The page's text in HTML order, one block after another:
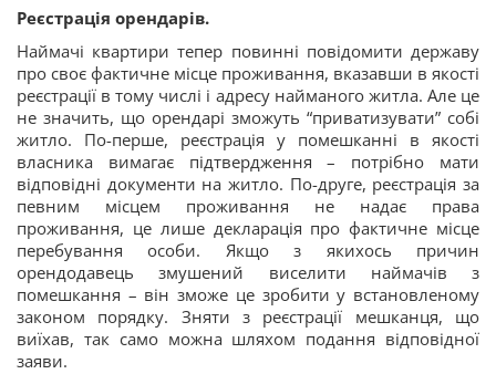
Реєстрація орендарів.
Наймачі квартири тепер повинні повідомити державу
про своє фактичне місце проживання, вказавши в якості
реєстрації в тому числі і адресу найманого житла. Але це
не значить, що орендарі зможуть “приватизувати” собі
житло. По-перше, реєстрація у помешканні в якості
власника вимагає підтвердження – потрібно мати
відповідні документи на житло. По-друге, реєстрація за
певним місцем проживання не надає права
проживання, це лише декларація про фактичне місце
перебування особи. Якщо з якихось причин
орендодавець змушений виселити наймачів з
помешкання – він зможе це зробити у встановленому
законом порядку. Зняти з реєстрації мешканця, що
виїхав, так само можна шляхом подання відповідної
заяви.